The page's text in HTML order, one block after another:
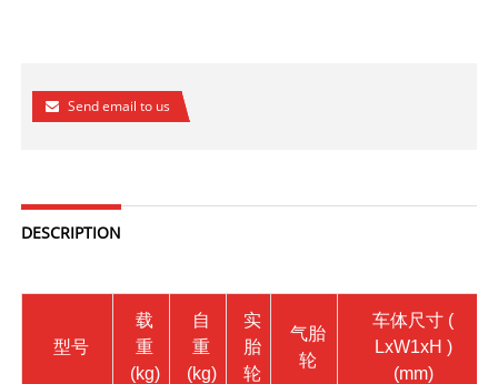
Send email to us
DESCRIPTION
型号
载
重
(kg)
自
重
(kg)
实
胎
轮
气胎
轮
车体尺寸 (
LxW1xH )
(mm)